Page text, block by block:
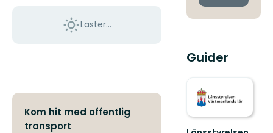
Laster…
Kom hit med offentlig
transport
Guider